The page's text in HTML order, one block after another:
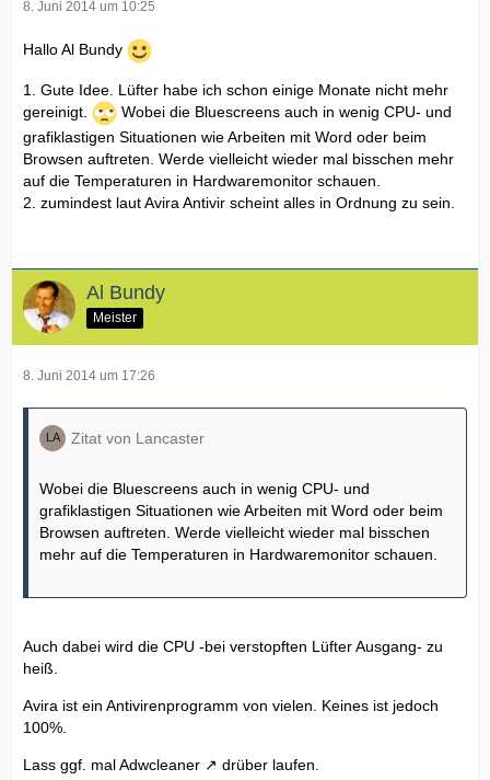
8. Juni 2014 um 10:25
Hallo Al Bundy
1. Gute Idee. Lüfter habe ich schon einige Monate nicht mehr
gereinigt.
Wobei die Bluescreens auch in wenig CPU- und
grafiklastigen Situationen wie Arbeiten mit Word oder beim
Browsen auftreten. Werde vielleicht wieder mal bisschen mehr
auf die Temperaturen in Hardwaremonitor schauen.
2. zumindest laut Avira Antivir scheint alles in Ordnung zu sein.
Al Bundy
Meister
8. Juni 2014 um 17:26
Zitat von Lancaster
Wobei die Bluescreens auch in wenig CPU- und
grafiklastigen Situationen wie Arbeiten mit Word oder beim
Browsen auftreten. Werde vielleicht wieder mal bisschen
mehr auf die Temperaturen in Hardwaremonitor schauen.
Auch dabei wird die CPU -bei verstopften Lüfter Ausgang- zu
heiß.
Avira ist ein Antivirenprogramm von vielen. Keines ist jedoch
100%.
Lass ggf. malAdwcleaner drüber laufen.